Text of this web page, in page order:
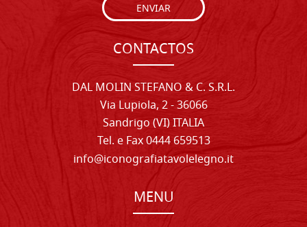
ENVIAR
CONTACTOS
DAL MOLIN STEFANO & C. S.R.L.
Via Lupiola, 2 - 36066
Sandrigo (VI) ITALIA
Tel. e Fax 0444 659513
info@iconografiatavolelegno.it
MENU